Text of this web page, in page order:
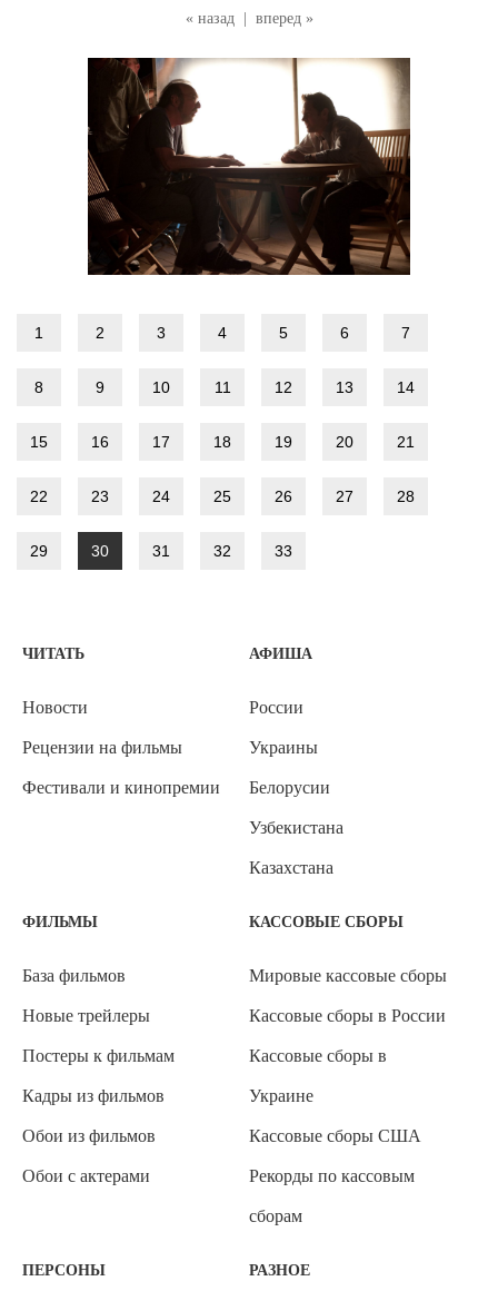
« назад
вперед »
1 2 3 4 5 6 7
8 9 10 11 12 13 14
15 16 17 18 19 20 21
22 23 24 25 26 27 28
29 30 31 32 33
ЧИТАТЬ
Новости
Рецензии на фильмы
Фестивали и кинопремии
АФИША
России
Украины
Белорусии
Узбекистана
Казахстана
ФИЛЬМЫ
База фильмов
Новые трейлеры
Постеры к фильмам
Кадры из фильмов
Обои из фильмов
Обои с актерами
КАССОВЫЕ СБОРЫ
Мировые кассовые сборы
Кассовые сборы в России
Кассовые сборы в
Украине
Кассовые сборы США
Рекорды по кассовым
сборам
ПЕРСОНЫ РАЗНОЕ